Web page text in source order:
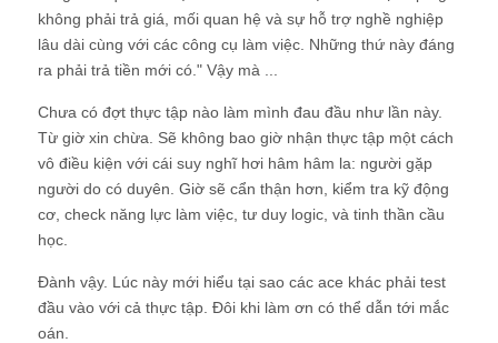
không phải trả giá, mối quan hệ và sự hỗ trợ nghề nghiệp
lâu dài cùng với các công cụ làm việc. Những thứ này đáng
ra phải trả tiền mới có." Vậy mà ...
Chưa có đợt thực tập nào làm mình đau đầu như lần này.
Từ giờ xin chừa. Sẽ không bao giờ nhận thực tập một cách
vô điều kiện với cái suy nghĩ hơi hâm hâm la: người gặp
người do có duyên. Giờ sẽ cẩn thận hơn, kiểm tra kỹ động
cơ, check năng lực làm việc, tư duy logic, và tinh thần cầu
học.
Đành vậy. Lúc này mới hiểu tại sao các ace khác phải test
đầu vào với cả thực tập. Đôi khi làm ơn có thể dẫn tới mắc
oán.